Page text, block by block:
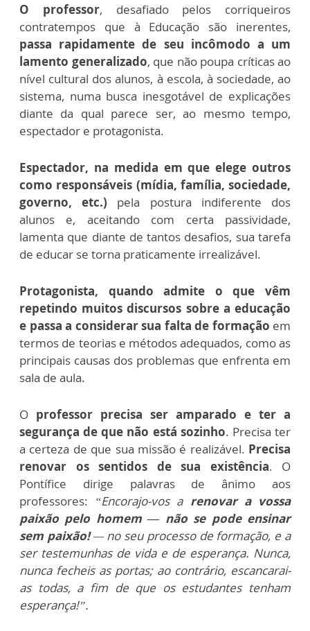
O professor, desafiado pelos corriqueiros
contratempos que à Educação são inerentes,
passa rapidamente de seu incômodo a um
lamento generalizado, que não poupa críticas ao
nível cultural dos alunos, à escola, à sociedade, ao
sistema, numa busca inesgotável de explicações
diante da qual parece ser, ao mesmo tempo,
espectador e protagonista.
Espectador, na medida em que elege outros
como responsáveis (mídia, família, sociedade,
governo, etc.) pela postura indiferente dos
alunos e, aceitando com certa passividade,
lamenta que diante de tantos desafios, sua tarefa
de educar se torna praticamente irrealizável.
Protagonista, quando admite o que vêm
repetindo muitos discursos sobre a educação
e passa a considerar sua falta de formação em
termos de teorias e métodos adequados, como as
principais causas dos problemas que enfrenta em
sala de aula.
O professor precisa ser amparado e ter a
segurança de que não está sozinho. Precisa ter
a certeza de que sua missão é realizável. Precisa
renovar os sentidos de sua existência. O
Pontífice dirige palavras de ânimo aos
professores: “Encorajo-vos a renovar a vossa
paixão pelo homem — não se pode ensinar
sem paixão!— no seu processo de formação, e a
ser testemunhas de vida e de esperança. Nunca,
nunca fecheis as portas; ao contrário, escancarai-
as todas, a fim de que os estudantes tenham
esperança!”.